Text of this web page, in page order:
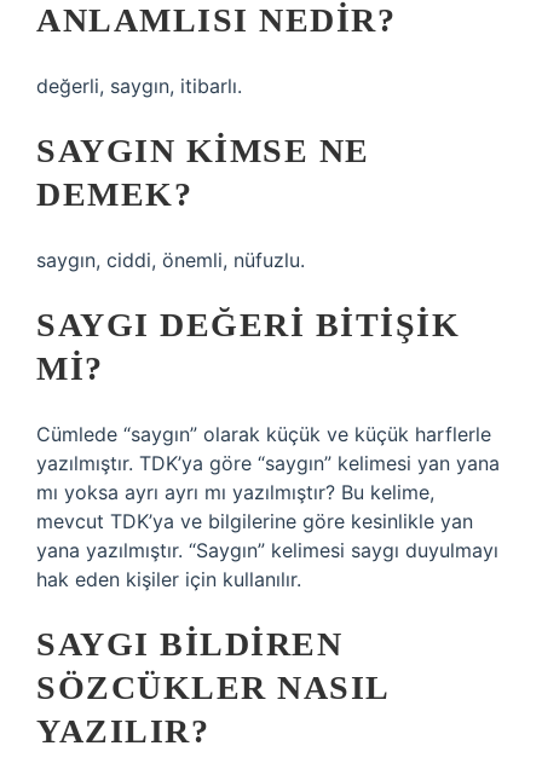
ANLAMLISI NEDIR?
değerli, saygın, itibarlı.
SAYGIN KIMSE NE
DEMEK?
saygın, ciddi, önemli, nüfuzlu.
SAYGI DEĞERI BITIŞIK
MI?
Cümlede “saygın” olarak küçük ve küçük harflerle
yazılmıştır. TDK’ya göre “saygın” kelimesi yan yana
mı yoksa ayrı ayrı mı yazılmıştır? Bu kelime,
mevcut TDK’ya ve bilgilerine göre kesinlikle yan
yana yazılmıştır. “Saygın” kelimesi saygı duyulmayı
hak eden kişiler için kullanılır.
SAYGI BILDIREN
SÖZCÜKLER NASIL
YAZILIR?